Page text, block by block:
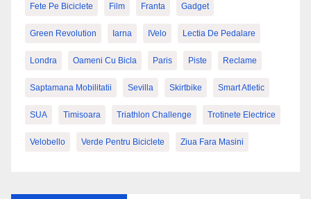
Fete Pe Biciclete Film Franta Gadget
Green Revolution Iarna IVelo Lectia De Pedalare
Londra Oameni Cu Bicla Paris Piste Reclame
Saptamana Mobilitatii Sevilla Skirtbike Smart Atletic
SUA Timisoara Triathlon Challenge Trotinete Electrice
Velobello Verde Pentru Biciclete Ziua Fara Masini